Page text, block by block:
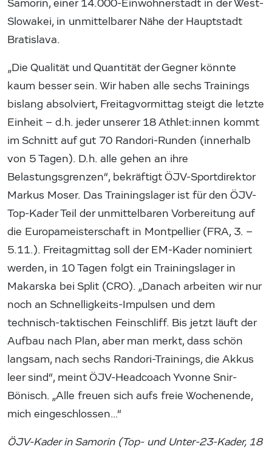
Samorin, einer 14.000-Einwohnerstadt in der West-
Slowakei, in unmittelbarer Nähe der Hauptstadt
Bratislava.
„Die Qualität und Quantität der Gegner könnte
kaum besser sein. Wir haben alle sechs Trainings
bislang absolviert, Freitagvormittag steigt die letzte
Einheit – d.h. jeder unserer 18 Athlet:innen kommt
im Schnitt auf gut 70 Randori-Runden (innerhalb
von 5 Tagen). D.h. alle gehen an ihre
Belastungsgrenzen“, bekräftigt ÖJV-Sportdirektor
Markus Moser. Das Trainingslager ist für den ÖJV-
Top-Kader Teil der unmittelbaren Vorbereitung auf
die Europameisterschaft in Montpellier (FRA, 3. –
5.11.). Freitagmittag soll der EM-Kader nominiert
werden, in 10 Tagen folgt ein Trainingslager in
Makarska bei Split (CRO). „Danach arbeiten wir nur
noch an Schnelligkeits-Impulsen und dem
technisch-taktischen Feinschliff. Bis jetzt läuft der
Aufbau nach Plan, aber man merkt, dass schön
langsam, nach sechs Randori-Trainings, die Akkus
leer sind“, meint ÖJV-Headcoach Yvonne Snir-
Bönisch. „Alle freuen sich aufs freie Wochenende,
mich eingeschlossen…“
ÖJV-Kader in Samorin (Top- und Unter-23-Kader, 18